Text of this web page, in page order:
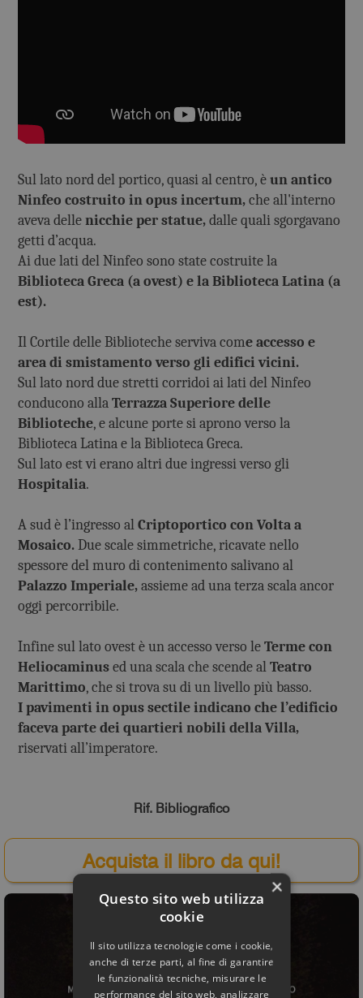
Sul lato nord del portico, quasi al centro, èun antico
Ninfeo costruito in opus incertum,che all'interno
aveva dellenicchie per statue,dalle quali sgorgavano
getti d’acqua.
Ai due lati del Ninfeo sono state costruite la
Biblioteca Greca (a ovest) e la Biblioteca Latina (a
est).
Il Cortile delle Biblioteche serviva come accesso e
area di smistamento verso gli edifici vicini.
Sul lato nord due stretti corridoi ai lati del Ninfeo
conducono allaTerrazza Superiore delle
Biblioteche, e alcune porte si aprono verso la
Biblioteca Latina e la Biblioteca Greca.
Sul lato est vi erano altri due ingressi verso gli
Hospitalia.
A sud è l’ingresso alCriptoportico con Volta a
Mosaico.Due scale simmetriche, ricavate nello
spessore del muro di contenimento salivano al
Palazzo Imperiale,assieme ad una terza scala ancor
oggi percorribile.
Infine sul lato ovest è un accesso verso leTerme con
Heliocaminused una scala che scende alTeatro
Marittimo, che si trova su di un livello più basso.
I pavimenti in opus sectile indicano che l’edificio
faceva parte dei quartieri nobili della Villa,
riservati all’imperatore.
Rif. Bibliografico
Acquista il libro da qui!
×
Questo sito web utilizza
cookie
Il sito utilizza tecnologie come i cookie,
anche di terze parti, al fine di garantire
le funzionalità tecniche, misurare le
performance del sito web, analizzare